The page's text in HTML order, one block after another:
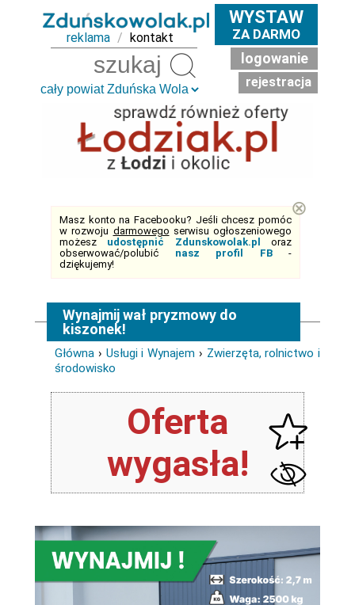
reklama / kontakt
WYSTAW
ZA DARMO
logowanie
rejestracja
Masz konto na Facebooku? Jeśli chcesz pomóc
w rozwoju darmowego serwisu ogłoszeniowego
możesz udostępnić Zdunskowolak.pl
oraz
obserwować/polubić nasz profil FB-
dziękujemy!
⊗
Wynajmij wał pryzmowy do
kiszonek!
Główna › Usługi i Wynajem › Zwierzęta, rolnictwo i
środowisko
Oferta
wygasła!